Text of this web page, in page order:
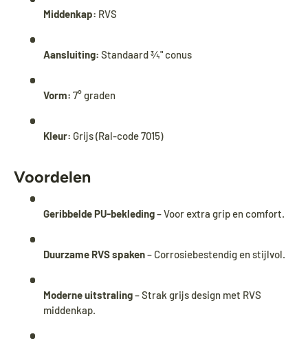
Middenkap: RVS
Aansluiting: Standaard ¾" conus
Vorm: 7° graden
Kleur: Grijs (Ral-code 7015)
Voordelen
Geribbelde PU-bekleding– Voor extra grip en comfort.
Duurzame RVS spaken– Corrosiebestendig en stijlvol.
Moderne uitstraling– Strak grijs design met RVS
middenkap.
und verschiedene andere Produkte ganz
normal versendet. Alle übrigen Artikel